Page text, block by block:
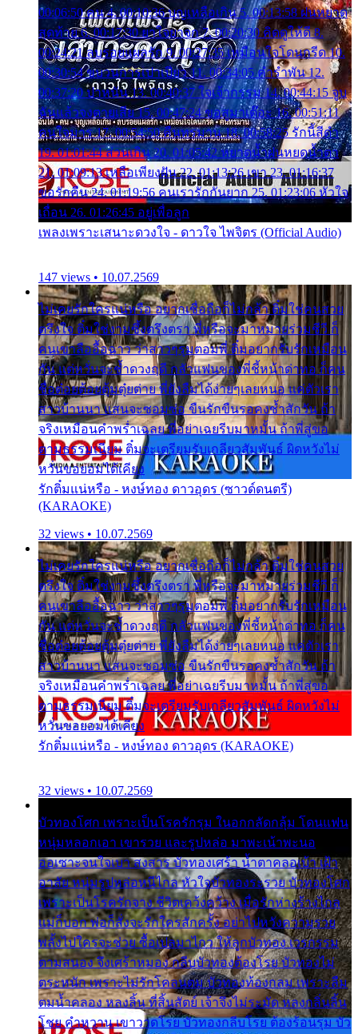
00:06:50 คน 4. 00:10:36 บุญเหลือเกิน 5. 00:13:58 ฝนหยาด
สุดท้าย 6. 00:17:30 ยาใจยาจก 7. 00:20:30 คิดดูให้ดี 8.
00:24:21 ลบรอยแผลรัก 9. 00:27:35 เหมือนใจโดนกรีด 10.
00:30:54 ขบวนการเปาเปียว 11. 00:34:05 คำรำพัน 12.
00:37:20 ปาหนัน 13. 00:40:37 ใจเจ้ากรรม 14. 00:44:15 จูบ
ฉันแล้วจงตายเสีย 15. 00:47:24 ขอสูมาเต๊อะ 16. 00:51:11
คนใจมาร 17. 00:54:50 คืนทรมาน 18. 00:58:25 รักนี้สีดำ
19. 01:01:44 ส่วนเกิน 20. 01:05:42 หยาดน้ำฝนหยดน้ำตา
21. 01:09:13 เหลือเพียงฝัน 22. 01:13:26 เขา 23. 01:16:37
ขอรักคืน 24. 01:19:56 คนเรารักกันยาก 25. 01:23:06 หัวใจ
เถื่อน 26. 01:26:45 อยู่เพื่อลูก
เพลงเพราะเสนาะดวงใจ - ดาวใจ ไพจิตร (Official Audio)
147 views • 10.07.2569
ไม่เคยรักใครแน่หรือ อยากเชื่อถือก็ไม่กล้า ติ๋มใช่คนสวย
ตรึงใจ ติ๋มใช่งามซึ้งตรึงตรา พี่หรือจะมาหมายร่วมชีวี ก็
คนเขาลืออื้อฉาว ว่าสาวๆรุมตอมพี่ ติ๋มอยากรับรักเหมือน
กัน แต่หวั่นจะช้ำดวงฤดี กลัวแฟนของพี่ชี้หน้าด่าทอ ก็คน
ชื่อต๋อยต้อยตุ้มตุ๋ยต่าย พี่ยังลืมได้ง่ายๆเลยหนอ แค่ตัวเรา
สาวบ้านนา แสนจะซอมซ่อ ขืนรักขืนรอคงช้ำสักวัน ถ้า
จริงเหมือนคำพร่ำเฉลย พี่อย่าเฉยรีบมาหมั้น ถ้าพี่สู่ขอ
ตามธรรมเนียม ติ๋มจะเตรียมรับเกลียวสัมพันธ์ ผิดหวังไม่
หวั่นขอยอมได้เคียง
รักติ๋มแน่หรือ - หงษ์ทอง ดาวอุดร (ซาวด์ดนตรี)
(KARAOKE)
32 views • 10.07.2569
ไม่เคยรักใครแน่หรือ อยากเชื่อถือก็ไม่กล้า ติ๋มใช่คนสวย
ตรึงใจ ติ๋มใช่งามซึ้งตรึงตรา พี่หรือจะมาหมายร่วมชีวี ก็
คนเขาลืออื้อฉาว ว่าสาวๆรุมตอมพี่ ติ๋มอยากรับรักเหมือน
กัน แต่หวั่นจะช้ำดวงฤดี กลัวแฟนของพี่ชี้หน้าด่าทอ ก็คน
ชื่อต๋อยต้อยตุ้มตุ๋ยต่าย พี่ยังลืมได้ง่ายๆเลยหนอ แค่ตัวเรา
สาวบ้านนา แสนจะซอมซ่อ ขืนรักขืนรอคงช้ำสักวัน ถ้า
จริงเหมือนคำพร่ำเฉลย พี่อย่าเฉยรีบมาหมั้น ถ้าพี่สู่ขอ
ตามธรรมเนียม ติ๋มจะเตรียมรับเกลียวสัมพันธ์ ผิดหวังไม่
หวั่นขอยอมได้เคียง
รักติ๋มแน่หรือ - หงษ์ทอง ดาวอุดร (KARAOKE)
32 views • 10.07.2569
บัวทองโศก เพราะเป็นโรครักรุม ในอกกลัดกลุ้ม โดนแฟน
หนุ่มหลอกเอา เขารวย และรูปหล่อ มาพะเน้าพะนอ
ออเซาะจนใจเบา สงสาร บัวทองเศร้า น้ำตาคลอเบ้า เฝ้า
อาลัย หนุ่มรูปหล่อหนีไกล หัวใจบัวทองระรวย บัวทองโศก
เพราะเป็นโรครักจาง ชีวิตเคว้งคว้าง เมื่อรักห่างร้างไกล
แม่ก็บอก พ่อก็สั่งจะรักใครสักครั้ง อย่าไปหวังความรวย
พลั้งไปใครจะช่วย ซื้อเปลมาไกว ให้ลูกบัวทอง เวรกรรม
ตามสนอง จึงเศร้าหมอง กลีบบัวทองต้องโรย บัวทองไม่
ตระหนัก เพราะไม่รักโคลนตม บัวทองท้องกลม เพราะลืม
ตมน้ำคลอง หลงลิ้น ที่สิ้นสัตย์ เจ้าจึงไม่ระมัด หลงกลิ่นลิ้น
โชย คำหวาน เขาวาดโรย บัวทองกลีบโรย ต้องร้อนรุม บัว